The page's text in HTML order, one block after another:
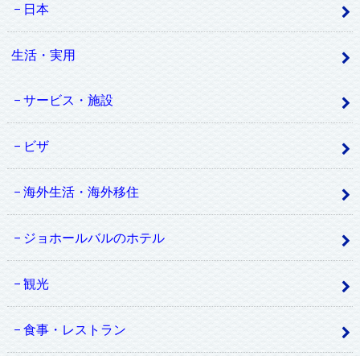
日本
生活・実用
サービス・施設
ビザ
海外生活・海外移住
ジョホールバルのホテル
観光
食事・レストラン